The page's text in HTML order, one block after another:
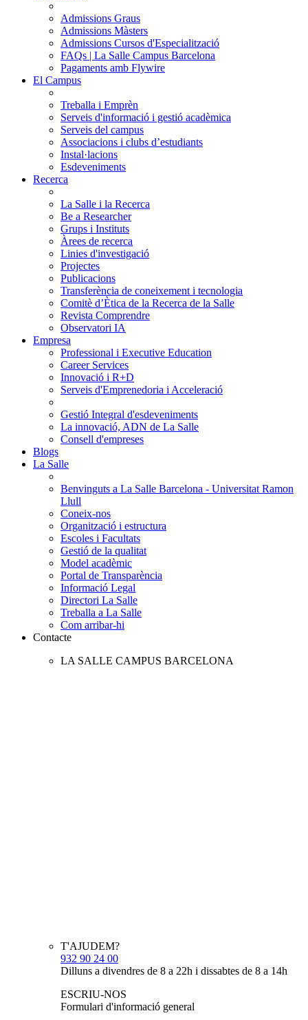
Admissions Graus
Admissions Màsters
Admissions Cursos d'Especialització
FAQs | La Salle Campus Barcelona
Pagaments amb Flywire
El Campus
Treballa i Emprèn
Serveis d'informació i gestió acadèmica
Serveis del campus
Associacions i clubs d’estudiants
Instal·lacions
Esdeveniments
Recerca
La Salle i la Recerca
Be a Researcher
Grups i Instituts
Àrees de recerca
Linies d'investigació
Projectes
Publicacions
Transferència de coneixement i tecnologia
Comitè d’Ètica de la Recerca de la Salle
Revista Comprendre
Observatori IA
Empresa
Professional i Executive Education
Career Services
Innovació i R+D
Serveis d'Emprenedoria i Acceleració
Gestió Integral d'esdeveniments
La innovació, ADN de La Salle
Consell d'empreses
Blogs
La Salle
Benvinguts a La Salle Barcelona - Universitat Ramon
Llull
Coneix-nos
Organització i estructura
Escoles i Facultats
Gestió de la qualitat
Model acadèmic
Portal de Transparència
Informació Legal
Directori La Salle
Treballa a La Salle
Com arribar-hi
Contacte
LA SALLE CAMPUS BARCELONA
T'AJUDEM?
932 90 24 00
Dilluns a divendres de 8 a 22h i dissabtes de 8 a 14h
ESCRIU-NOS
Formulari d'informació general